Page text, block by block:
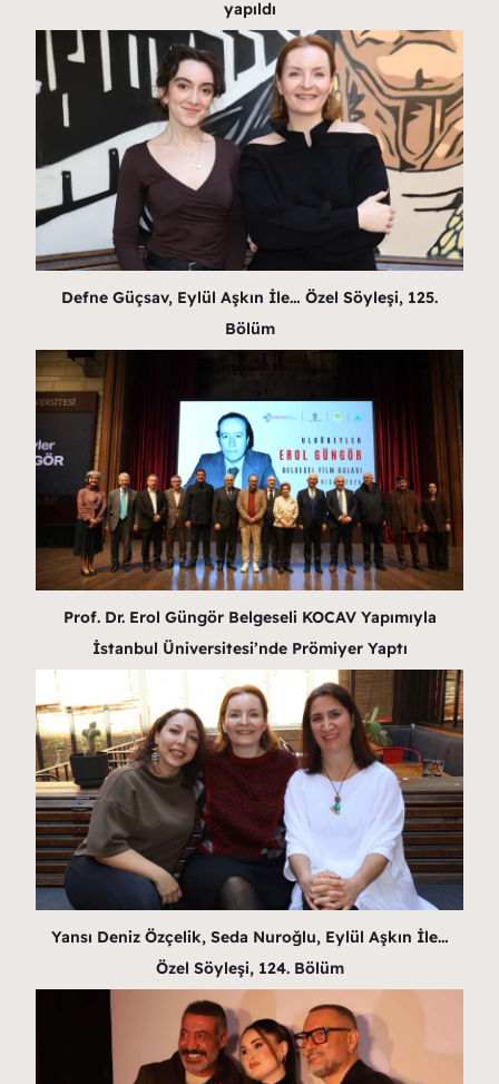
yapıldı
Defne Güçsav, Eylül Aşkın İle… Özel Söyleşi, 125.
Bölüm
Prof. Dr. Erol Güngör Belgeseli KOCAV Yapımıyla
İstanbul Üniversitesi’nde Prömiyer Yaptı
Yansı Deniz Özçelik, Seda Nuroğlu, Eylül Aşkın İle…
Özel Söyleşi, 124. Bölüm